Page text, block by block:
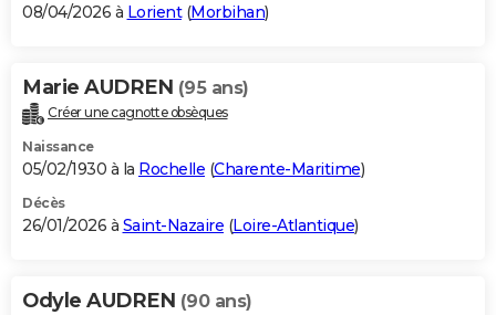
08/04/2026 à Lorient(Morbihan)
Marie AUDREN (95 ans)
Créer une cagnotte obsèques
Naissance
05/02/1930 à la Rochelle (Charente-Maritime)
Décès
26/01/2026 à Saint-Nazaire (Loire-Atlantique)
Odyle AUDREN (90 ans)